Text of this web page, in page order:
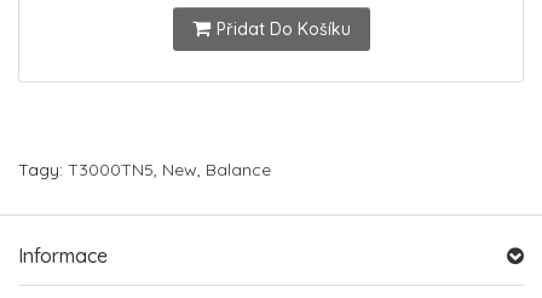
Přidat Do Košíku
Tagy: T3000TN5, New, Balance
Informace